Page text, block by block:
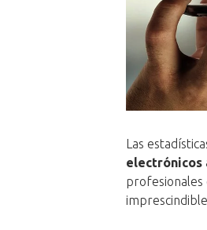
Las
electrónicos
profesionales